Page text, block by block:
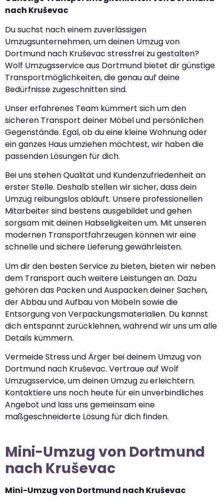
nach Kruševac
Du suchst nach einem zuverlässigen
Umzugsunternehmen, um deinen Umzug von
Dortmund nach Kruševac stressfrei zu gestalten?
Wolf Umzugsservice aus Dortmund bietet dir günstige
Transportmöglichkeiten, die genau auf deine
Bedürfnisse zugeschnitten sind.
Unser erfahrenes Team kümmert sich um den
sicheren Transport deiner Möbel und persönlichen
Gegenstände. Egal, ob du eine kleine Wohnung oder
ein ganzes Haus umziehen möchtest, wir haben die
passenden Lösungen für dich.
Bei uns stehen Qualität und Kundenzufriedenheit an
erster Stelle. Deshalb stellen wir sicher, dass dein
Umzug reibungslos abläuft. Unsere professionellen
Mitarbeiter sind bestens ausgebildet und gehen
sorgsam mit deinen Habseligkeiten um. Mit unseren
modernen Transportfahrzeugen können wir eine
schnelle und sichere Lieferung gewährleisten.
Um dir den besten Service zu bieten, bieten wir neben
dem Transport auch weitere Leistungen an. Dazu
gehören das Packen und Auspacken deiner Sachen,
der Abbau und Aufbau von Möbeln sowie die
Entsorgung von Verpackungsmaterialien. Du kannst
dich entspannt zurücklehnen, während wir uns um alle
Details kümmern.
Vermeide Stress und Ärger bei deinem Umzug von
Dortmund nach Kruševac. Vertraue auf Wolf
Umzugsservice, um deinen Umzug zu erleichtern.
Kontaktiere uns noch heute für ein unverbindliches
Angebot und lass uns gemeinsam eine
maßgeschneiderte Lösung für dich finden.
Mini-Umzug von Dortmund
nach Kruševac
Mini-Umzug von Dortmund nach Kruševac